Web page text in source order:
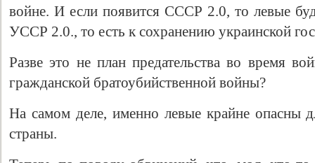
войне. И если появится СССР 2.0, то левые
УССР 2.0., то есть к сохранению украинской
Разве это не план предательства во время
гражданской братоубийственной войны?
На самом деле, именно левые крайне опасны
страны.